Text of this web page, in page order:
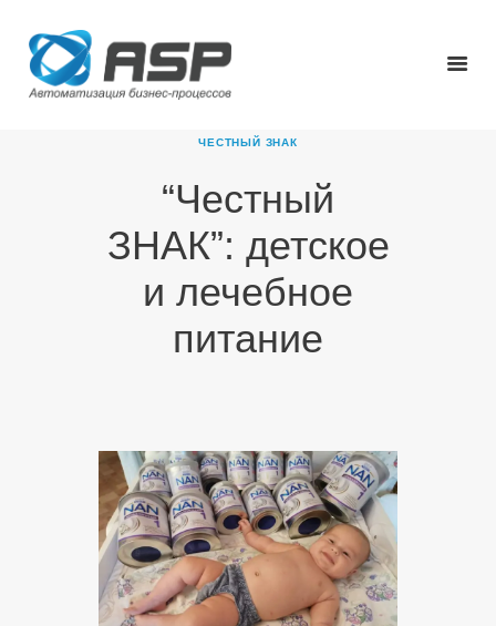
ЧЕСТНЫЙ ЗНАК
“Честный
ЗНАК”: детское
и лечебное
питание
О КОМПАНИИ
НОВОСТИ
КАРЬЕРА